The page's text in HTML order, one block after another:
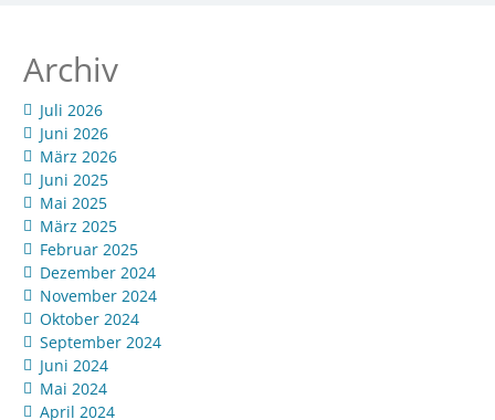
Archiv
Juli 2026
Juni 2026
März 2026
Juni 2025
Mai 2025
März 2025
Februar 2025
Dezember 2024
November 2024
Oktober 2024
September 2024
Juni 2024
Mai 2024
April 2024